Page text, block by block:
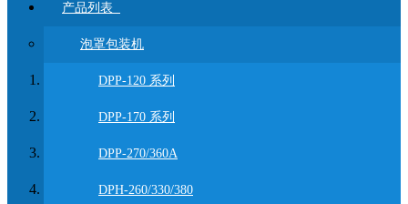
产品列表
泡罩包装机
DPP-120 系列
DPP-170 系列
DPP-270/360A
DPH-260/330/380